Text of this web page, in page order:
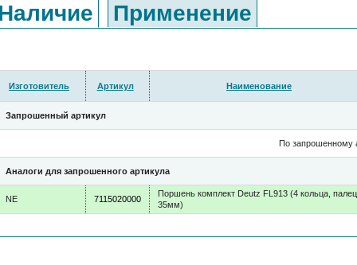
Применение
Изготовитель Артикул Наименование
Запрошенный артикул
По запрошенному
Аналоги для запрошенного артикула
NE 7115020000
Поршень комплект Deutz FL913 (4 кольца, палец
35мм)